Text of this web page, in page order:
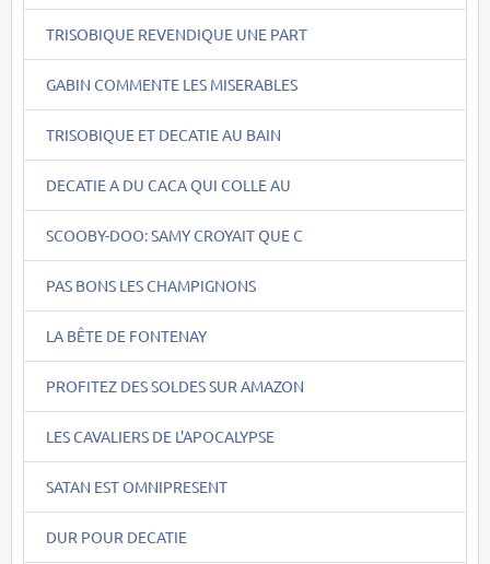
TRISOBIQUE REVENDIQUE UNE PART
GABIN COMMENTE LES MISERABLES
TRISOBIQUE ET DECATIE AU BAIN
DECATIE A DU CACA QUI COLLE AU
SCOOBY-DOO: SAMY CROYAIT QUE C
PAS BONS LES CHAMPIGNONS
LA BÊTE DE FONTENAY
PROFITEZ DES SOLDES SUR AMAZON
LES CAVALIERS DE L'APOCALYPSE
SATAN EST OMNIPRESENT
DUR POUR DECATIE